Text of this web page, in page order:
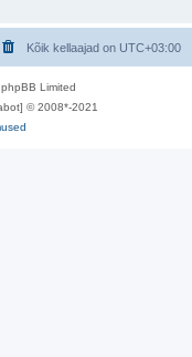
Kõik kellaajad on UTC+03:00
Limited
© 2008*-2021